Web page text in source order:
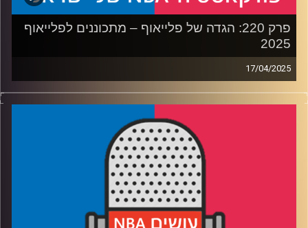
פרק 220: הגדה של פלייאוף – מתכוננים לפלייאוף
2025
17/04/2025
פודקאסט האן.בי.איי עם ערן סורוקה, שרון דוידוביץ', משה
דוידוביץ' ועידן לוצקי, בשיתוף קול האוניברסיטה.
רבע 1: דנבר נאגטס עם רוח חדשה, לו בטוח שזה יספיק,
ולוקה דונצ׳יץ׳ שוב מול אנטוני אדווארדס
רבע 2: טילים מול לוחמים (ולהיפך), לאן הולכות פניקס סאנס